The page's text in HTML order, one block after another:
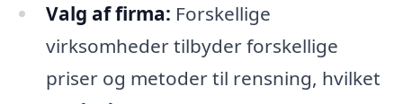
Valg af firma: Forskellige
virksomheder tilbyder forskellige
priser og metoder til rensning, hvilket